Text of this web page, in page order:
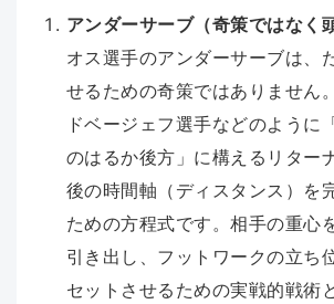
アンダーサーブ（奇策ではなく
オス選手のアンダーサーブは、
せるための奇策ではありません
ドベージェフ選手などのように
のはるか後方」に構えるリター
後の時間軸（ディスタンス）を
ための方程式です。相手の重心
引き出し、フットワークの立ち
セットさせるための実戦的戦術